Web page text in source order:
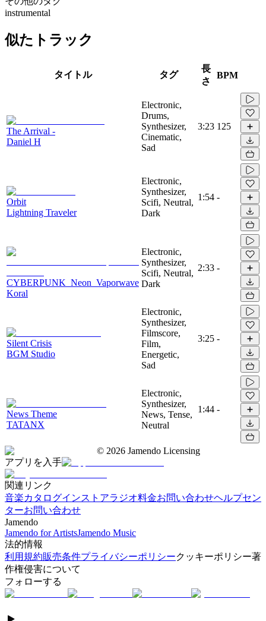
instrumental
似たトラック
タイトル タグ
長
さ
BPM
The Arrival -
Daniel H
Electronic,
Drums,
Synthesizer,
Cinematic,
Sad
3:23 125
Orbit
Lightning Traveler
Electronic,
Synthesizer,
Scifi, Neutral,
Dark
1:54 -
CYBERPUNK_Neon_Vaporwave
Koral
Electronic,
Synthesizer,
Scifi, Neutral,
Dark
2:33 -
Silent Crisis
BGM Studio
Electronic,
Synthesizer,
Filmscore,
Film,
Energetic,
Sad
3:25 -
News Theme
TATANX
Electronic,
Synthesizer,
News, Tense,
Neutral
1:44 -
© 2026 Jamendo Licensing
アプリを入手
関連リンク
音楽カタログインストアラジオ料金お問い合わせヘルプセン
ターお問い合わせ
Jamendo
Jamendo for ArtistsJamendo Music
法的情報
利用規約販売条件プライバシーポリシークッキーポリシー著
作権侵害について
フォローする